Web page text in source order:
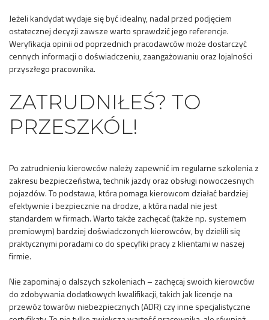
Jeżeli kandydat wydaje się być idealny, nadal przed podjęciem
ostatecznej decyzji zawsze warto sprawdzić jego referencje.
Weryfikacja opinii od poprzednich pracodawców może dostarczyć
cennych informacji o doświadczeniu, zaangażowaniu oraz lojalności
przyszłego pracownika.
ZATRUDNIŁEŚ? TO
PRZESZKÓL!
Po zatrudnieniu kierowców należy zapewnić im regularne szkolenia z
zakresu bezpieczeństwa, technik jazdy oraz obsługi nowoczesnych
pojazdów. To podstawa, która pomaga kierowcom działać bardziej
efektywnie i bezpiecznie na drodze, a która nadal nie jest
standardem w firmach. Warto także zachęcać (także np. systemem
premiowym) bardziej doświadczonych kierowców, by dzielili się
praktycznymi poradami co do specyfiki pracy z klientami w naszej
firmie.
Nie zapominaj o dalszych szkoleniach – zachęcaj swoich kierowców
do zdobywania dodatkowych kwalifikacji, takich jak licencje na
przewóz towarów niebezpiecznych (ADR) czy inne specjalistyczne